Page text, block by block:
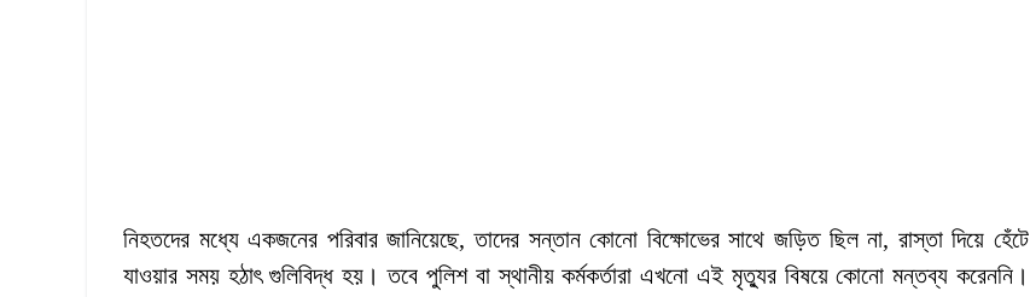
নিহতদের মধ্যে একজনের পরিবার জানিয়েছে, তাদের সন্তান কোনো বিক্ষোভের সাথে জড়িত ছিল না, রাস্তা দিয়ে হেঁটে
যাওয়ার সময় হঠাৎ গুলিবিদ্ধ হয়। তবে পুলিশ বা স্থানীয় কর্মকর্তারা এখনো এই মৃত্যুর বিষয়ে কোনো মন্তব্য করেননি।